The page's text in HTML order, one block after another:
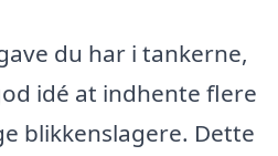
du har i tankerne,
idé at indhente flere
blikkenslagere. Dette